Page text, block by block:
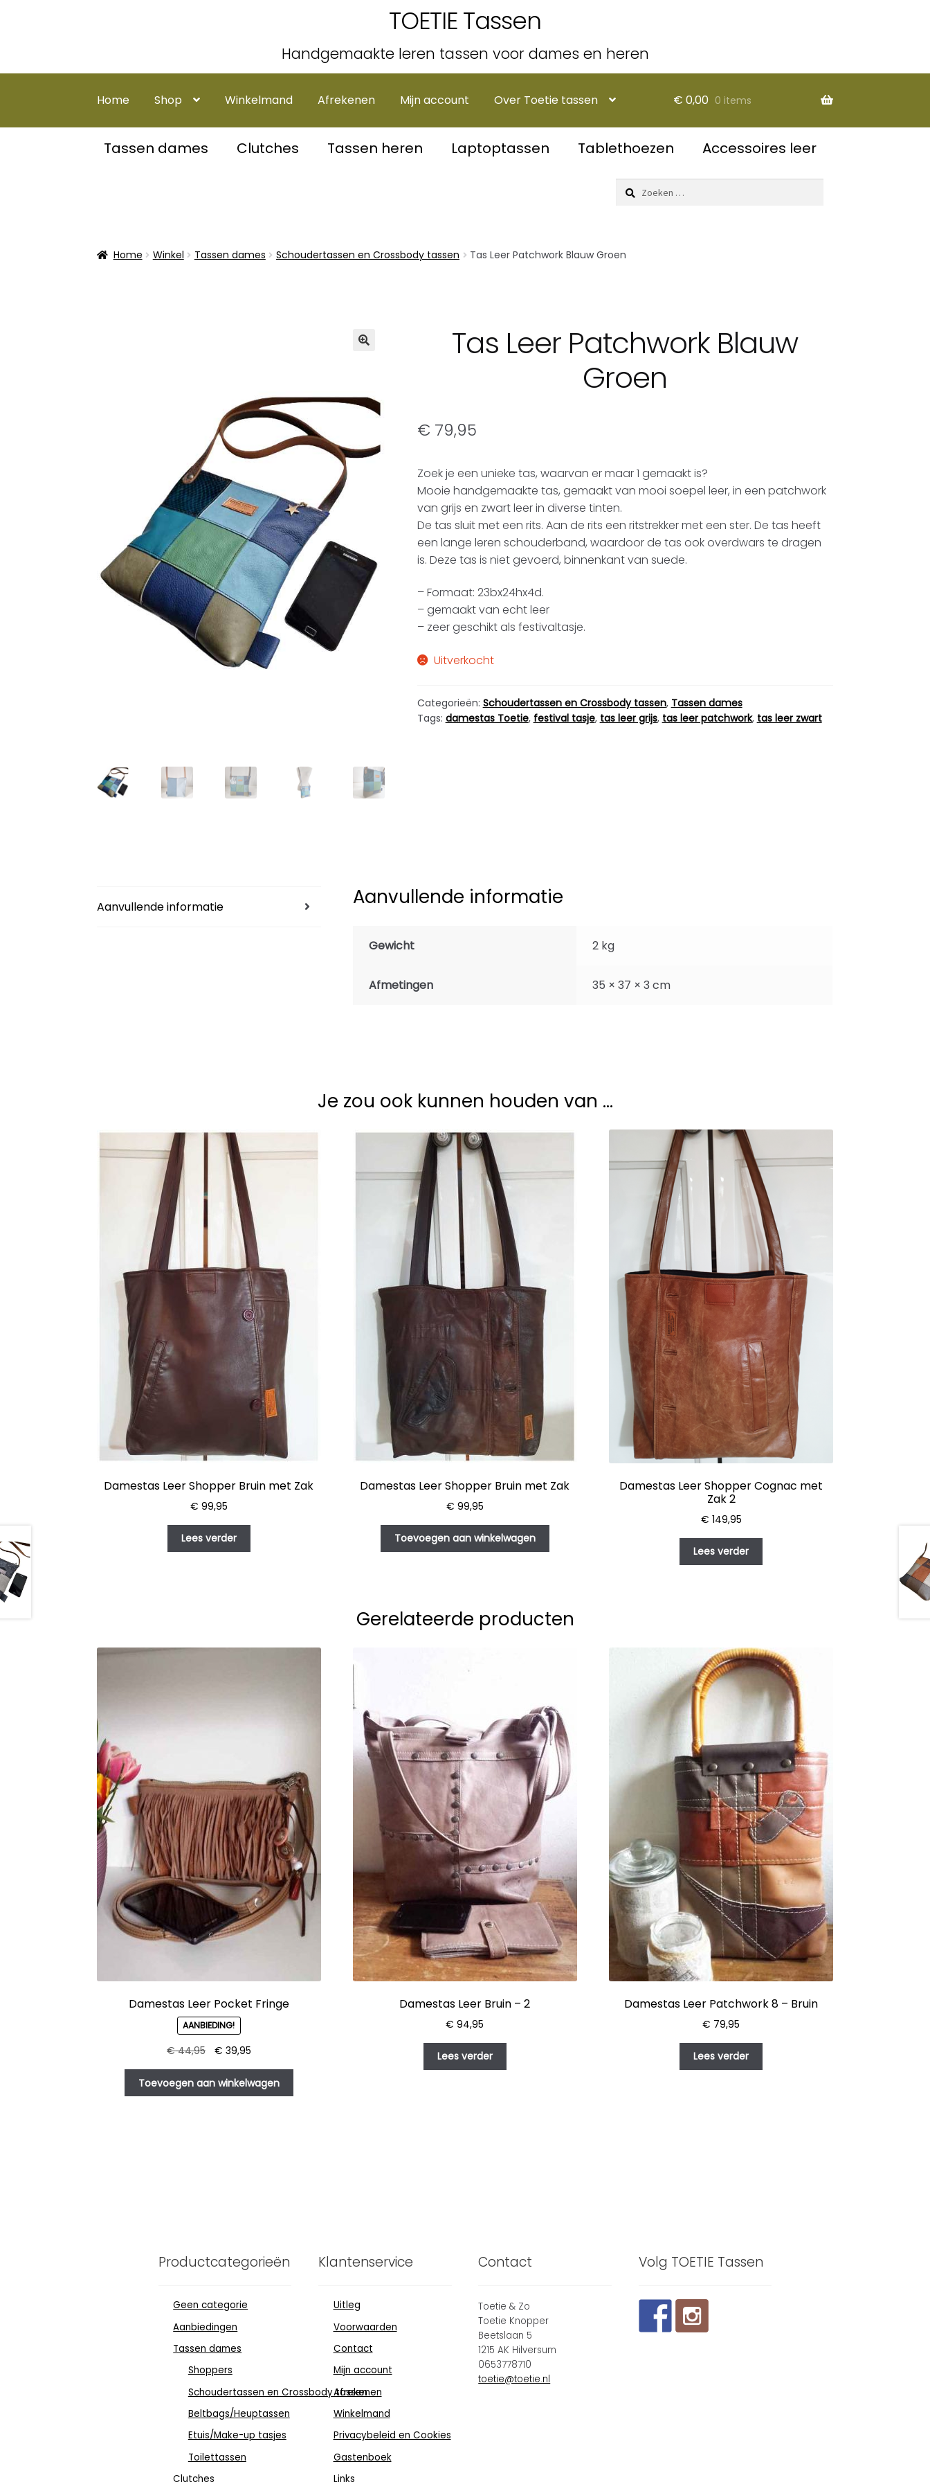
TOETIE Tassen
Handgemaakte leren tassen voor dames en heren
door
naar
Home Shop Winkelmand Afrekenen Mijn account Over Toetie tassen € 0,00 0 items
Tassen dames Clutches Tassen heren Laptoptassen Tablethoezen Accessoires leer
Zoeken
naar:
Home Winkel Tassen dames Schoudertassen en Crossbody tassen Tas Leer Patchwork Blauw Groen
Tas Leer Patchwork Blauw
Groen
€ 79,95
Zoek je een unieke tas, waarvan er maar 1 gemaakt is?
Mooie handgemaakte tas, gemaakt van mooi soepel leer, in een patchwork
van grijs en zwart leer in diverse tinten.
De tas sluit met een rits. Aan de rits een ritstrekker met een ster. De tas heeft
een lange leren schouderband, waardoor de tas ook overdwars te dragen
is. Deze tas is niet gevoerd, binnenkant van suede.
– Formaat: 23bx24hx4d.
– gemaakt van echt leer
– zeer geschikt als festivaltasje.
Uitverkocht
Categorieën: Schoudertassen en Crossbody tassen, Tassen dames
Tags: damestas Toetie, festival tasje, tas leer grijs, tas leer patchwork, tas leer zwart
Aanvullende informatie Aanvullende informatie
Gewicht 2 kg
Afmetingen 35 × 37 × 3 cm
Je zou ook kunnen houden van …
Damestas Leer Shopper Bruin met Zak
€ 99,95
Lees verder
Damestas Leer Shopper Bruin met Zak
€ 99,95
Toevoegen aan winkelwagen
Damestas Leer Shopper Cognac met
Zak 2
€ 149,95
Lees verder
Gerelateerde producten
Damestas Leer Pocket Fringe
AANBIEDING!
€44,95
Oorspronkelijke
was:
€ 44,95.
€ 39,95Huidige
is:
€ 39,95.
Toevoegen aan winkelwagen
Damestas Leer Bruin – 2
€ 94,95
Lees verder
Damestas Leer Patchwork 8 – Bruin
€ 79,95
Lees verder
Productcategorieën
Geen categorie
Aanbiedingen
Tassen dames
Shoppers
Schoudertassen en Crossbody tassen
Beltbags/Heuptassen
Etuis/Make-up tasjes
Toilettassen
Clutches
Klantenservice
Uitleg
Voorwaarden
Contact
Mijn account
Afrekenen
Winkelmand
Privacybeleid en Cookies
Gastenboek
Links
Contact
Toetie & Zo
Toetie Knopper
Beetslaan 5
1215 AK Hilversum
0653778710
toetie@toetie.nl
Volg TOETIE Tassen